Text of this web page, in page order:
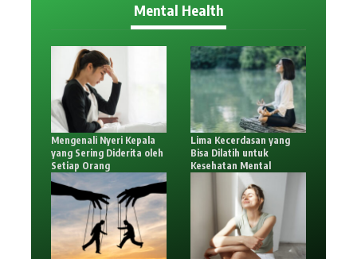
Mental Health
Mengenali Nyeri Kepala
yang Sering Diderita oleh
Setiap Orang
Lima Kecerdasan yang
Bisa Dilatih untuk
Kesehatan Mental